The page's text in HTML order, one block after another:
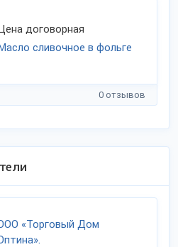
договорная
сливочное в фольге
0 отзывов
«Торговый Дом